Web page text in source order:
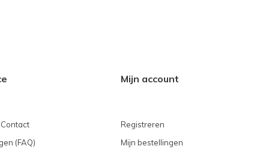
(FAQ)
Mijn account
Registreren
Mijn bestellingen